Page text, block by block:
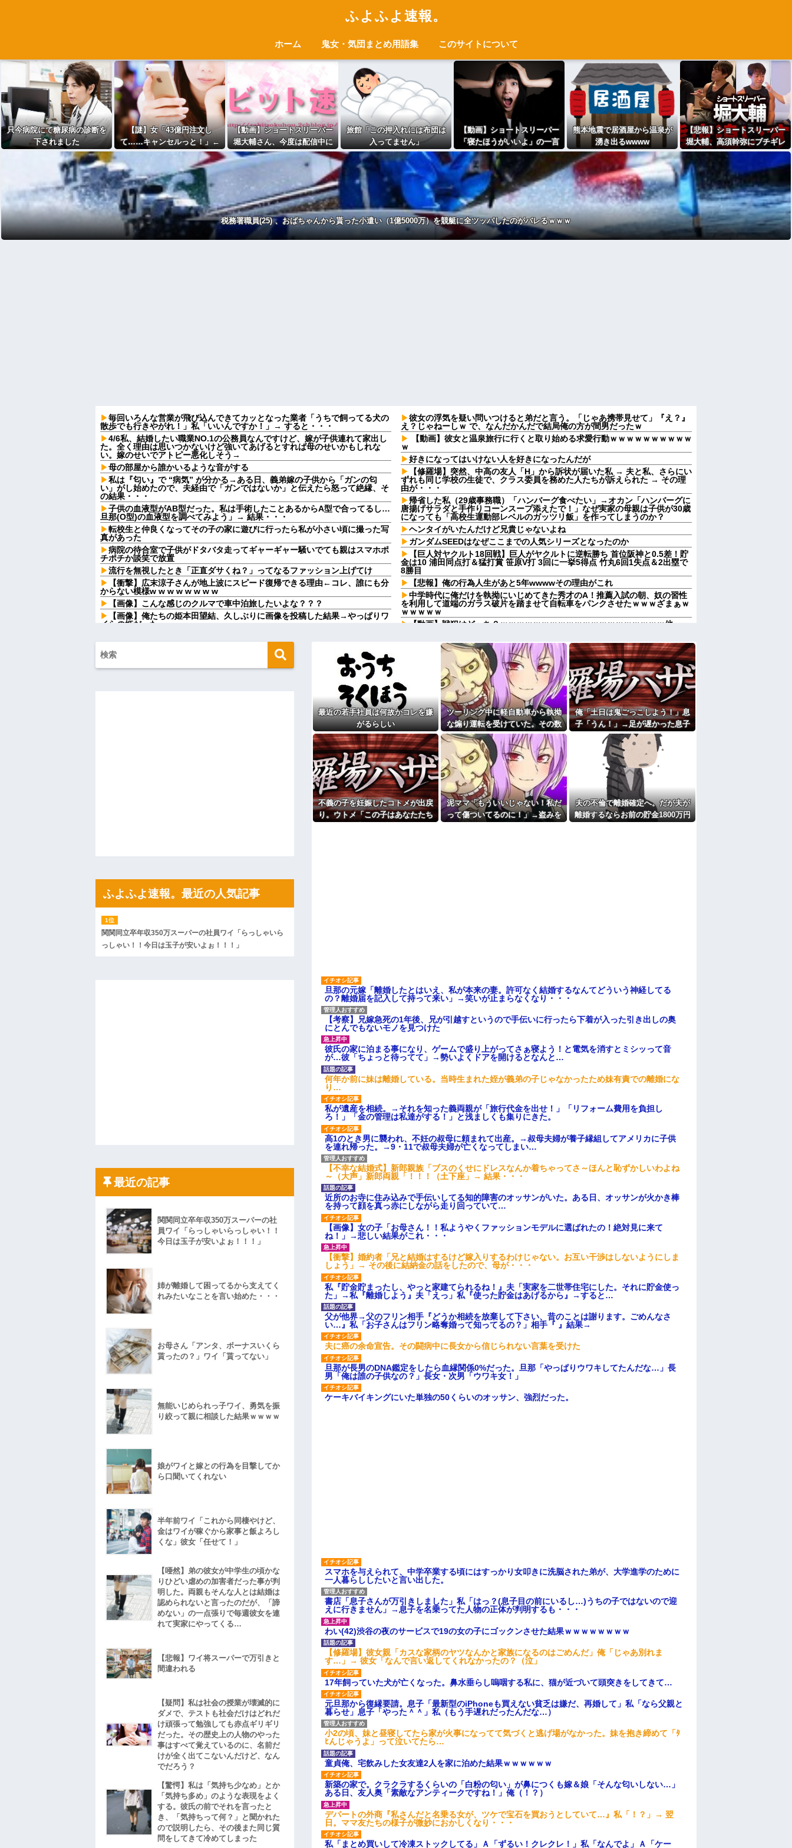
ふよふよ速報。
ホーム 鬼女・気団まとめ用語集 このサイトについて
只今病院にて糖尿病の診断を
下されました
【謎】女「43億円注文し
て……キャンセルっと！」←
こいつの目的ｗ
【動画】ショートスリーパー
堀大輔さん、今度は配信中に
突然号泣「ずっと涙が止まら
旅館「この押入れには布団は
入ってません」
【動画】ショートスリーパー
「寝たほうがいいよ」の一言
にブチギレ・・・
熊本地震で居酒屋から温泉が
湧き出るwwww
【悲報】ショートスリーパー
堀大輔、高須幹弥にブチギレ
ｗｗｗｗｗ
税務署職員(25) 、おばちゃんから貰った小遣い（1億5000万）を競艇に全ツッパしたのがバレるｗｗｗ
毎回いろんな営業が飛び込んできてカッとなった業者「うちで飼ってる犬の
散歩でも行きやがれ！」私「いいんですか！」→ すると・・・
4/6私、結婚したい職業NO.1の公務員なんですけど、嫁が子供連れて家出し
た。全く理由は思いつかないけど強いてあげるとすれば母のせいかもしれな
い。嫁のせいでアトピー悪化しそう→
母の部屋から誰かいるような音がする
私は『匂い』で “病気” が分かる→ある日、義弟嫁の子供から「ガンの匂
い」がし始めたので、夫経由で「ガンではないか」と伝えたら怒って絶縁、そ
の結果・・・
子供の血液型がAB型だった。私は手術したことあるからA型で合ってるし…
旦那(O型)の血液型を調べてみよう」→ 結果・・・
転校生と仲良くなってその子の家に遊びに行ったら私が小さい頃に撮った写
真があった
病院の待合室で子供がドタバタ走ってギャーギャー騒いでても親はスマホポ
チポチか談笑で放置
流行を無視したとき「正直ダサくね？」ってなるファッション上げてけ
【衝撃】広末涼子さんが地上波にスピード復帰できる理由←コレ、誰にも分
からない模様w w w w w w w w
【画像】こんな感じのクルマで車中泊旅したいよな？？？
【画像】俺たちの姫本田望結、久しぶりに画像を投稿した結果→やっぱりワ
イらの姫だったw w w w w w w w w w
なってしまうw w w w w w w w
俺を嫌う義娘は、母が危篤になっても「会いに行かない」と言った
44歳バツイチなんだが、仕事が長続きしません。突然仕事に行くのが嫌にな
新婦父の紹介で相手親族の反応が妙によそよそしい。不穏な空気のまま始ま
マックの招待券を使おうとしたら店員に番号を聞かれた。激怒した僕は「ど
うしてくれんねん！！！無料券よこせや！！！！」と怒鳴って…
マクドでギャルママ軍団がガキを放って動物園。ワシ「自分らのママにもっ
と遊んで欲しいやんな？」ガキ「遊んでほしい」ワシ「魔法の言葉があるよ...
【家族内争い】 嫁のピアノを兄嫁が欲しがり親も譲れと言い出した結果…ｗ
ハードオフに売っていた4万4000円のフィギュアがヤバすぎるｗｗｗｗｗｗ
私「ちょっと、人の家の金庫触らないでよ！」キチママ『そこに金庫があっ
たから、開けてみようとしただけ☆』義兄「泥は出てけ！二度と来るな！」結
私「初めて飲む味だけどなんのお茶？」彼「ちっ！」私「」
【ネット騒然】惨殺されたタワマン頂き女子のこの動画、すげえええええｗ
ｗｗｗｗｗｗｗｗｗｗ
【愕然】白のクラウン俺氏、高速道路左車線を制限速度で走った結果
wwwwwwwwwwww
百年の恋12-899 食べた量を張り合ってくる
【悲報】佐藤輝明・・・２軍でも盛大にやらかす←あまり悲しませないでく
彼女の浮気を疑い問いつけると弟だと言う。「じゃあ携帯見せて」『え？』
え？じゃねーしｗ で、なんだかんだで結局俺の方が間男だったｗ
【動画】彼女と温泉旅行に行くと取り始める求愛行動ｗｗｗｗｗｗｗｗｗｗ
ｗ
好きになってはいけない人を好きになったんだが
【修羅場】突然、中高の友人「H」から訴状が届いた私 → 夫と私、さらにい
ずれも同じ学校の生徒で、クラス委員を務めた人たちが訴えられた → その理
由が・・・
帰省した私（29歳事務職）「ハンバーグ食べたい」→オカン「ハンバーグに
唐揚げサラダと手作りコーンスープ添えたで！」なぜ実家の母親は子供が30歳
になっても「高校生運動部レベルのガッツリ飯」を作ってしまうのか？
ヘンタイがいたんだけど兄貴じゃないよね
ガンダムSEEDはなぜここまでの人気シリーズとなったのか
【巨人対ヤクルト18回戦】巨人がヤクルトに逆転勝ち 首位阪神と0.5差！貯
金は10 浦田同点打＆猛打賞 笹原V打 3回に一挙5得点 竹丸6回1失点＆2出塁で
8勝目
【悲報】俺の行為人生があと5年wwwwその理由がこれ
中学時代に俺だけを執拗にいじめてきた秀才のA！推薦入試の朝、奴の習性
を利用して道端のガラス破片を踏ませて自転車をパンクさせたｗｗｗざまぁｗ
ｗｗｗｗｗ
【動画】戦犯はどっち？ｗｗｗｗｗｗｗｗｗｗｗｗｗｗｗｗｗｗｗｗ他
チポチか談笑で放置
パスポートを発行する仕事
PTA会長「PTA参加拒否した親へ最終警告。こうなってもいい？」
こども園から孫が怪我した迎えにと連絡あり。石をどかしてミミズ集め足の
上に石を落としたそうな
トメ『孫にプレゼントを贈ったのに連絡がない！（怒』私「届いてないし、
不在票も入ってませんけど…」→ たぶん今年いちばんのホラー
半年近く食費を払わない彼氏。催促したら小銭で1000円渡され『外食奢るか
らトントン』と言われて・・・
隣に住んでる義弟嫁が私に張り合いたがる。「海外どこ行った？」と聞いて
は私が行ってないところへ行き「幼稚園どこに入れる？習い事は？」と根掘り
葉掘り
私の地元は治安が悪く、弱いものいじめや犯罪を楽しみながら行うことが陽
キャの条件だった
主な税金の成り立ちを調べてみたよ
最近の若手社員は何故かコレを嫌
がるらしい
ツーリング中に軽自動車から執拗
な煽り運転を受けていた。その数
分後、思わぬ結末を目撃すること
になり…
俺「土日は鬼ごっこしよう！」息
子「うん！」→足が遅かった息子
と本気で遊び続けた10年後…
不義の子を妊娠したコトメが出戻
り。ウトメ「この子はあなたたち
泥ママ「もういいじゃない！私だ
って傷ついてるのに！」→盗みを
夫の不倫で離婚確定へ。だが夫が
離婚するならお前の貯金1800万円
旦那の元嫁「離婚したとはいえ、私が本来の妻。許可なく結婚するなんてどういう神経してる
の？離婚届を記入して持って来い」→笑いが止まらなくなり・・・
【考察】兄嫁急死の1年後、兄が引越すというので手伝いに行ったら下着が入った引き出しの奥
にとんでもないモノを見つけた
彼氏の家に泊まる事になり、ゲームで盛り上がってさぁ寝よう！と電気を消すとミシッって音
が…彼「ちょっと待ってて」→勢いよくドアを開けるとなんと…
何年か前に妹は離婚している。当時生まれた姪が義弟の子じゃなかったため妹有責での離婚にな
り…
私が遺産を相続。→それを知った義両親が「旅行代金を出せ！」「リフォーム費用を負担し
ろ！」「金の管理は私達がする！」と浅ましくも集りにきた。
高1のとき男に襲われ、不妊の叔母に頼まれて出産。→叔母夫婦が養子縁組してアメリカに子供
を連れ帰った。→9・11で叔母夫婦が亡くなってしまい…
【不幸な結婚式】新郎親族「ブスのくせにドレスなんか着ちゃってさ～ほんと恥ずかしいわよね
～（大声」新郎両親「！！！（土下座」→ 結果・・・
近所のお寺に住み込みで手伝いしてる知的障害のオッサンがいた。ある日、オッサンが火かき棒
を持って顔を真っ赤にしながら走り回っていて…
【画像】女の子「お母さん！！私ようやくファッションモデルに選ばれたの！絶対見に来て
ね！」→悲しい結果がこれ・・・
【衝撃】婚約者「兄と結婚はするけど嫁入りするわけじゃない。お互い干渉はしないようにしま
しょう」→ その後に結納金の話をしたので、母が・・・
私『貯金貯まったし、やっと家建てられるね！』夫「実家を二世帯住宅にした。それに貯金使っ
た」→私『離婚しよう』夫「えっ」私『使った貯金はあげるから』→すると…
父が他界→父のフリン相手『どうか相続を放棄して下さい、昔のことは謝ります。ごめんなさ
い…』私「お子さんはフリン略奪婚って知ってるの？」相手『 』結果→
夫に癌の余命宣告。その闘病中に長女から信じられない言葉を受けた
旦那が長男のDNA鑑定をしたら血縁関係0%だった。旦那「やっぱりウワキしてたんだな…」長
男「俺は誰の子供なの？」長女・次男「ウワキ女！」
ケーキバイキングにいた単独の50くらいのオッサン、強烈だった。
スマホを与えられて、中学卒業する頃にはすっかり女叩きに洗脳された弟が、大学進学のために
一人暮らししたいと言い出した。
書店「息子さんが万引きしました」私「はっ？(息子目の前にいるし…)うちの子ではないので迎
えに行きません」→息子を名乗ってた人物の正体が判明するも・・・
わい(42)渋谷の夜のサービスで19の女の子にゴックンさせた結果ｗｗｗｗｗｗｗｗ
【修羅場】彼女親「カスな家柄のヤツなんかと家族になるのはごめんだ」俺「じゃあ別れま
す…」→ 彼女「なんで言い返してくれなかったの？（泣」
17年飼っていた犬が亡くなった。鼻水垂らし嗚咽する私に、猫が近づいて頭突きをしてきて…
元旦那から復縁要請。息子「最新型のiPhoneも買えない貧乏は嫌だ、再婚して」私「なら父親と
暮らせ」息子「やった＾＾」私（もう手遅れだったんだな…）
小2の頃、妹と昼寝してたら家が火事になってて気づくと逃げ場がなかった。妹を抱き締めて「ﾀ
ﾋんじゃうよ」って泣いてたら…
童貞俺、宅飲みした女友達2人を家に泊めた結果ｗｗｗｗｗｗ
新築の家で。クラクラするくらいの「白粉の匂い」が鼻につくも嫁＆娘「そんな匂いしない…」
ある日、友人奥「素敵なアンティークですね！」俺（！？）
デパートの外商『私さんだと名乗る女が、ツケで宝石を買おうとしていて…』私「！？」→ 翌
日。ママ友たちの様子が微妙におかしくなり・・・
私「まとめ買いして冷凍ストックしてる」Ａ「ずるい！クレクレ！」私「なんでよ」Ａ「ケー
ふよふよ速報。最近の人気記事
関関同立卒年収350万スーパーの社員ワイ「らっしゃいら
っしゃい！！今日は玉子が安いよぉ！！！」
最近の記事
関関同立卒年収350万スーパーの社
員ワイ「らっしゃいらっしゃい！！
今日は玉子が安いよぉ！！！」
姉が離婚して困ってるから支えてく
れみたいなことを言い始めた・・・
お母さん「アンタ、ボーナスいくら
貰ったの？」ワイ「貰ってない」
無能いじめられっ子ワイ、勇気を振
り絞って親に相談した結果ｗｗｗｗ
娘がワイと嫁との行為を目撃してか
ら口聞いてくれない
半年前ワイ「これから同棲やけど、
金はワイが稼ぐから家事と飯よろし
くな」彼女「任せて！」
【唖然】弟の彼女が中学生の頃かな
りひどい虐めの加害者だった事が判
明した。両親もそんな人とは結婚は
認められないと言ったのだが、「諦
めない」の一点張りで毎週彼女を連
れて実家にやってくる…
【悲報】ワイ将スーパーで万引きと
間違われる
【疑問】私は社会の授業が壊滅的に
ダメで、テストも社会だけはどれだ
け頑張って勉強しても赤点ギリギリ
だった。その歴史上の人物のやった
事はすべて覚えているのに、名前だ
けが全く出てこないんだけど、なん
でだろう？
【驚愕】私は「気持ち少なめ」とか
「気持ち多め」のような表現をよく
する。彼氏の前でそれを言ったと
き、「気持ちって何？」と聞かれた
ので説明したら、その後また同じ質
問をしてきて冷めてしまった